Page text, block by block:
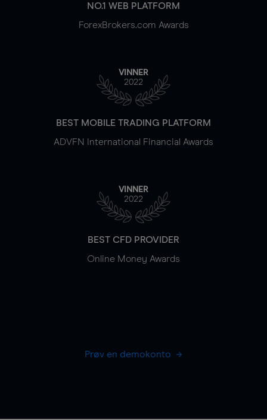
NO.1 WEB PLATFORM
ForexBrokers.com Awards
VINNER
2022
BEST MOBILE TRADING PLATFORM
ADVFN International Financial Awards
VINNER
2022
BEST CFD PROVIDER
Online Money Awards
Prøv en demokonto